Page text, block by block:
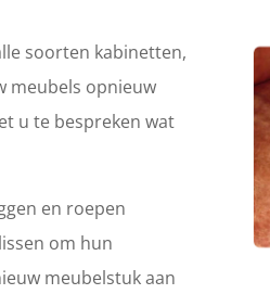
soorten kabinetten,
meubels opnieuw
u te bespreken wat
en roepen
om hun
meubelstuk aan